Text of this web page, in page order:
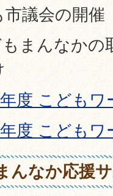
市議会の開催
まんなかの
度 こども
度 こども
んなか応援